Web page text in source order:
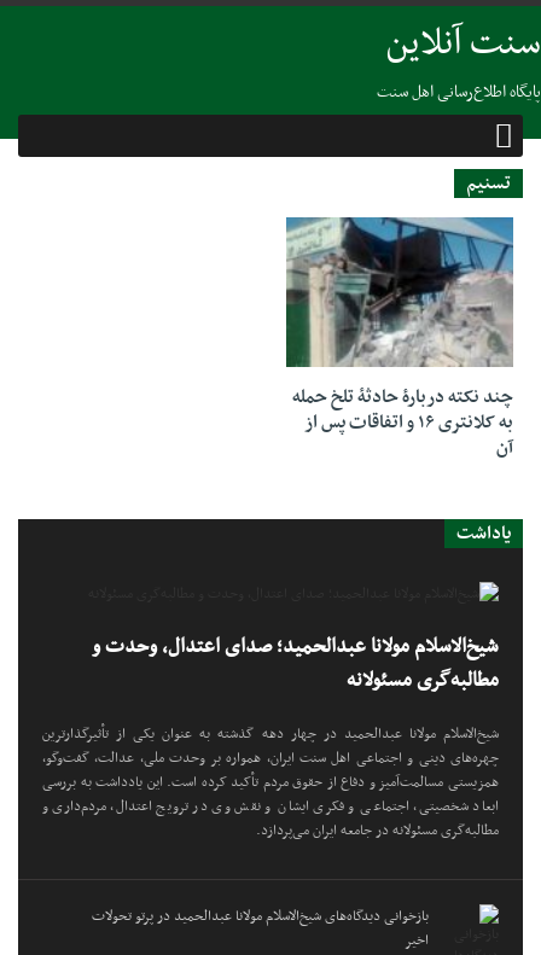
سنت آنلاین
پایگاه اطلاع‌رسانی اهل سنت
تسنیم
11 جولای 2023
چند نکته دربارۀ حادثۀ تلخ حمله
به کلانتری ۱۶ و اتفاقات پس از
آن
یاداشت
شیخ‌الاسلام مولانا عبدالحمید؛ صدای اعتدال، وحدت و
مطالبه‌گری مسئولانه
شیخ‌الاسلام مولانا عبدالحمید در چهار دهه گذشته به عنوان یکی از تأثیرگذارترین
چهره‌های دینی و اجتماعی اهل سنت ایران، همواره بر وحدت ملی، عدالت، گفت‌وگو،
همزیستی مسالمت‌آمیز و دفاع از حقوق مردم تأکید کرده است. این یادداشت به بررسی
ابعاد شخصیتی، اجتماعی و فکری ایشان و نقش وی در ترویج اعتدال، مردم‌داری و
مطالبه‌گری مسئولانه در جامعه ایران می‌پردازد.
بازخوانی دیدگاه‌های شیخ‌الاسلام مولانا عبدالحمید در پرتو تحولات
اخیر